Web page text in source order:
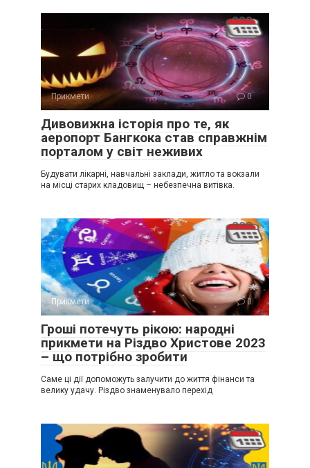
Прикмети 0
Дивовижна історія про те, як
аеропорт Бангкока став справжнім
порталом у світ неживих
Будувати лікарні, навчальні заклади, житло та вокзали
на місці старих кладовищ – небезпечна витівка.
Прикмети 0
Гроші потечуть рікою: народні
прикмети на Різдво Христове 2023
– що потрібно зробити
Саме ці дії допоможуть залучити до життя фінанси та
велику удачу. Різдво знаменувало перехід